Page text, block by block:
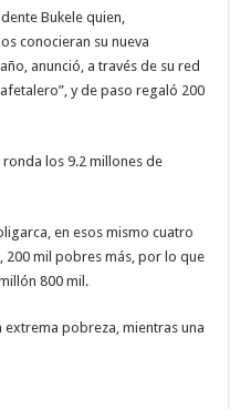
Bukele quien,
conocieran su nueva
anunció, a través de su red
y de paso regaló 200
los 9.2 millones de
en esos mismo cuatro
200 mil pobres más, por lo que
800 mil.
extrema pobreza, mientras una